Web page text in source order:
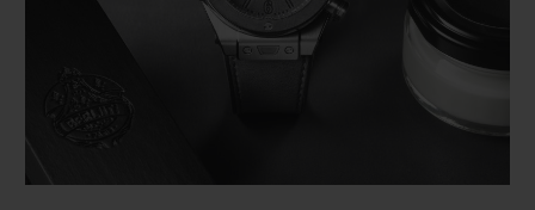
BIG BANG BIG BANG
PEACH CERAMIC ESSENTIAL